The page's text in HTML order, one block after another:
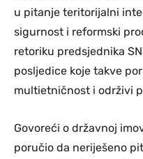
u pitanje teritorijalni
sigurnost i reformski
retoriku predsjednika
posljedice koje takve
multietničnost i održivi
Govoreći o državnoj
poručio da neriješeno